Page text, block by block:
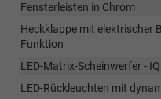
Fensterleisten in Chrom
Heckklappe mit elektrischer
Funktion
LED-Matrix-Scheinwerfer -
LED-Rückleuchten mit